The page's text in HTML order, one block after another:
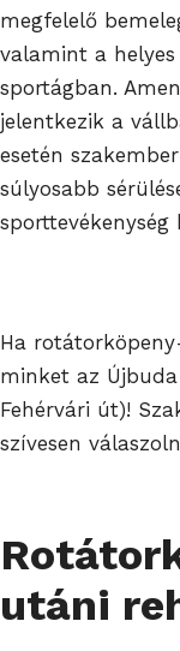
megfelelő
valamint a
sportágban.
jelentkezik a
esetén
súlyosabb
Ha
minket az Újbuda
Fehérvári út)!
szívesen
utáni